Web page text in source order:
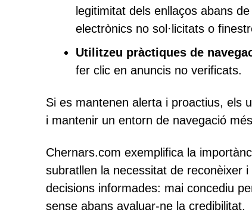
legitimitat dels enllaços abans
electrònics no sol·licitats o
Utilitzeu pràctiques de
fer clic en anuncis no verificats.
Si es mantenen alerta i proactius, els
i mantenir un entorn de navegació
Chernars.com exemplifica la
subratllen la necessitat de reconèixer
decisions informades: mai concediu
sense abans avaluar-ne la credibilitat.